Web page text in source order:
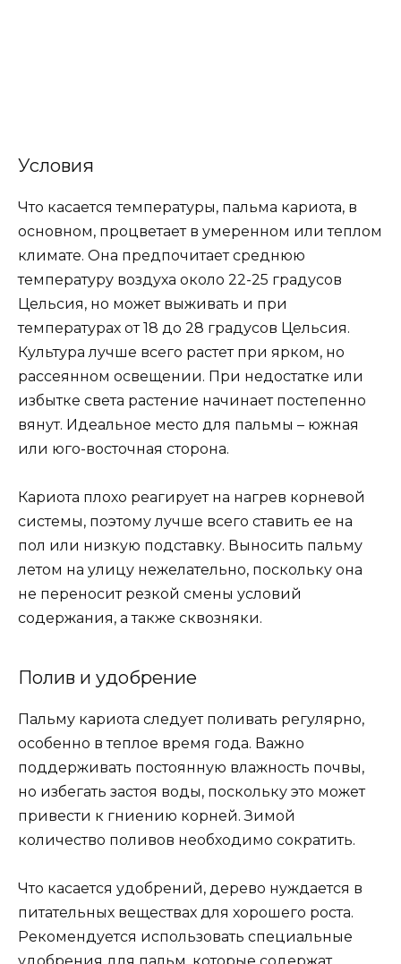
Условия
Что касается температуры, пальма кариота, в
основном, процветает в умеренном или теплом
климате. Она предпочитает среднюю
температуру воздуха около 22-25 градусов
Цельсия, но может выживать и при
температурах от 18 до 28 градусов Цельсия.
Культура лучше всего растет при ярком, но
рассеянном освещении. При недостатке или
избытке света растение начинает постепенно
вянут. Идеальное место для пальмы – южная
или юго-восточная сторона.
Кариота плохо реагирует на нагрев корневой
системы, поэтому лучше всего ставить ее на
пол или низкую подставку. Выносить пальму
летом на улицу нежелательно, поскольку она
не переносит резкой смены условий
содержания, а также сквозняки.
Полив и удобрение
Пальму кариота следует поливать регулярно,
особенно в теплое время года. Важно
поддерживать постоянную влажность почвы,
но избегать застоя воды, поскольку это может
привести к гниению корней. Зимой
количество поливов необходимо сократить.
Что касается удобрений, дерево нуждается в
питательных веществах для хорошего роста.
Рекомендуется использовать специальные